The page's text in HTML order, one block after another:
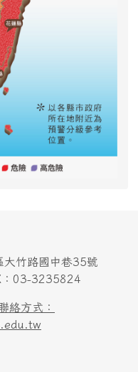
竹路國中巷35號
03-3235824
絡方式：